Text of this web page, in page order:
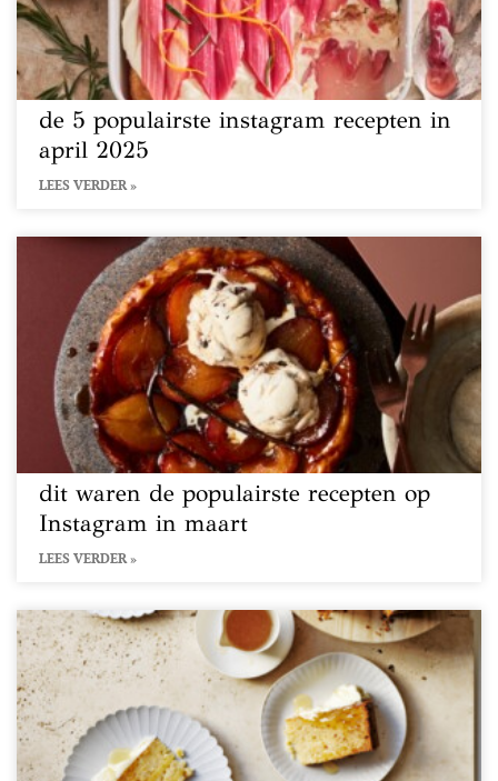
de 5 populairste instagram recepten in
april 2025
LEES VERDER »
dit waren de populairste recepten op
Instagram in maart
LEES VERDER »